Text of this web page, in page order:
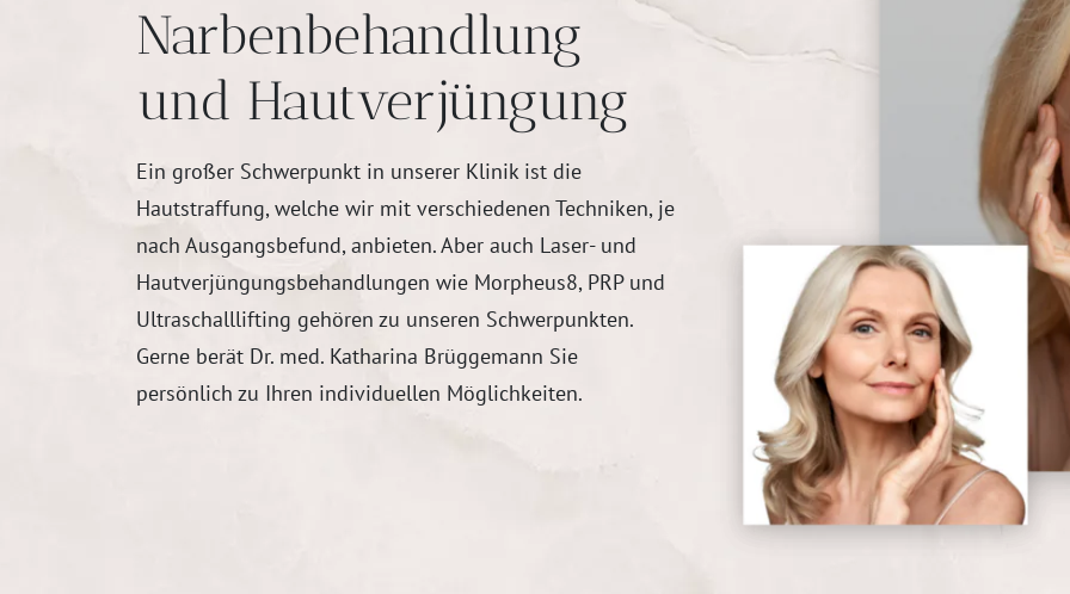
Narbenbehandlung
und Hautverjüngung
Ein großer Schwerpunkt in unserer Klinik ist die
Hautstraffung, welche wir mit verschiedenen Techniken, je
nach Ausgangsbefund, anbieten. Aber auch Laser- und
Hautverjüngungsbehandlungen wie Morpheus8, PRP und
Ultraschalllifting gehören zu unseren Schwerpunkten.
Gerne berät Dr. med. Katharina Brüggemann Sie
persönlich zu Ihren individuellen Möglichkeiten.